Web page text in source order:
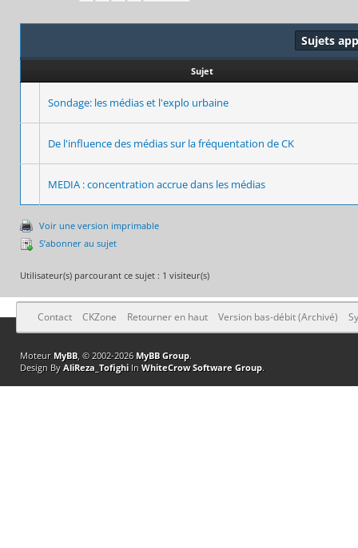
Sujets
Sujet
Sondage: les médias et l'explo urbaine
De l'influence des médias sur la fréquentation de CK
MEDIA : concentration accrue dans les médias
Voir une version imprimable
S’abonner au sujet
Utilisateur(s) parcourant ce sujet : 1 visiteur(s)
Contact CKZone Retourner en haut Version bas-débit (Archivé)
Moteur MyBB, © 2002-2026 MyBB Group.
Design By AliReza_TofighiIn WhiteCrow Software Group.